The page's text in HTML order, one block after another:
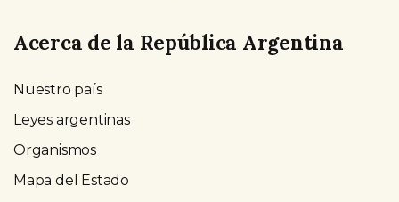
Acerca de la República Argentina
Nuestro país
Leyes argentinas
Organismos
Mapa del Estado